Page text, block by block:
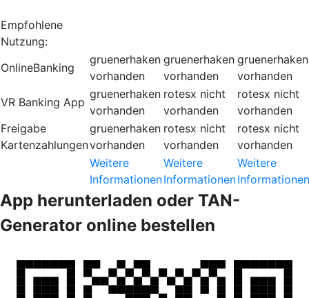
Empfohlene
Nutzung:
OnlineBanking
gruenerhaken
vorhanden
gruenerhaken
vorhanden
gruenerhaken
vorhanden
VR Banking App
gruenerhaken
vorhanden
rotesx nicht
vorhanden
rotesx nicht
vorhanden
Freigabe
Kartenzahlungen
gruenerhaken
vorhanden
rotesx nicht
vorhanden
rotesx nicht
vorhanden
Weitere
Informationen
Weitere
Informationen
Weitere
Informationen
App herunterladen oder TAN-
Generator online bestellen